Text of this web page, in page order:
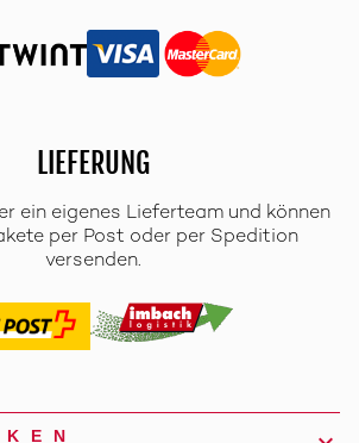
LIEFERUNG
ein eigenes Lieferteam und können
per Post oder per Spedition
versenden.